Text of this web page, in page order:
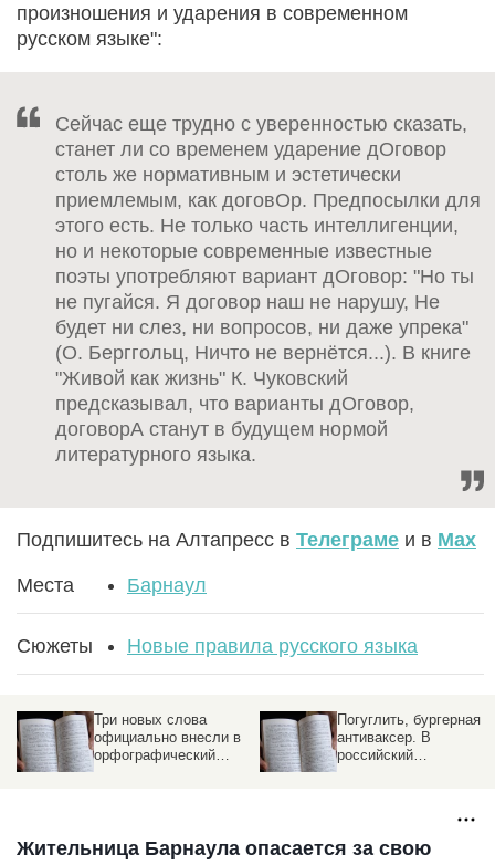
произношения и ударения в современном
русском языке":
Сейчас еще трудно с уверенностью сказать,
станет ли со временем ударение дОговор
столь же нормативным и эстетически
приемлемым, как договОр. Предпосылки для
этого есть. Не только часть интеллигенции,
но и некоторые современные известные
поэты употребляют вариант дОговор: "Но ты
не пугайся. Я договор наш не нарушу, Не
будет ни слез, ни вопросов, ни даже упрека"
(О. Берггольц, Ничто не вернётся...). В книге
"Живой как жизнь" К. Чуковский
предсказывал, что варианты дОговор,
договорА станут в будущем нормой
литературного языка.
Подпишитесь на Алтапресс в Телеграме и в Max
Места Барнаул
Сюжеты Новые правила русского языка
Три новых слова
официально внесли в
орфографический
Погуглить, бургерная и
антиваксер. В
российский
Жительница Барнаула опасается за свою